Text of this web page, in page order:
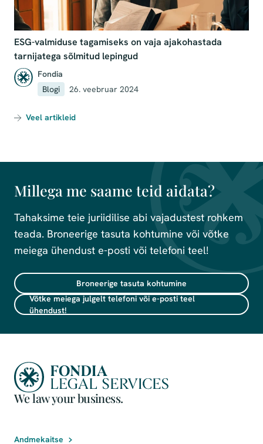
ESG-valmiduse tagamiseks on vaja ajakohastada
tarnijatega sõlmitud lepingud
Fondia
Blogi
26. veebruar 2024
Veel artikleid
Millega me saame teid aidata?
Tahaksime teie juriidilise abi vajadustest rohkem
teada. Broneerige tasuta kohtumine või võtke
meiega ühendust e-posti või telefoni teel!
Broneerige tasuta kohtumine
Võtke meiega julgelt telefoni või e-posti teel
ühendust!
We law your business.
Andmekaitse